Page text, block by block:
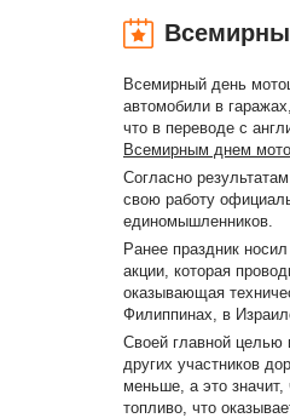
Всемирный день
автомобили в
что в переводе с
Всемирным днем
Согласно
свою работу
единомышленников.
Ранее праздник
акции, которая
оказывающая
Филиппинах, в
Своей главной целью
других участников
меньше, а это
топливо, что